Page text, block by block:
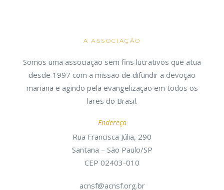
A ASSOCIAÇÃO
Somos uma associação sem fins lucrativos que atua
desde 1997 com a missão de difundir a devoção
mariana e agindo pela evangelização em todos os
lares do Brasil.
Endereço
Rua Francisca Júlia, 290
Santana – São Paulo/SP
CEP 02403-010
acnsf@acnsf.org.br